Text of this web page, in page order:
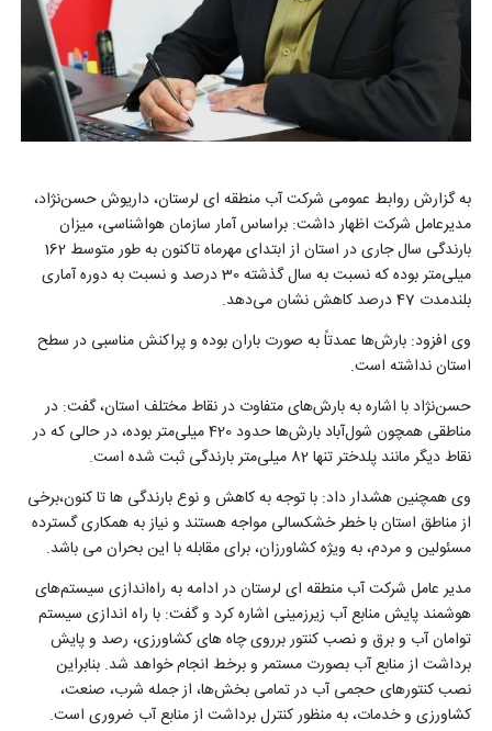
به گزارش روابط عمومی شرکت آب منطقه ای لرستان، داریوش حسن‌نژاد،
مدیرعامل شرکت اظهار داشت: براساس آمار سازمان هواشناسی، میزان
بارندگی سال جاری در استان از ابتدای مهرماه تاکنون به طور متوسط 162
میلی‌متر بوده که نسبت به سال گذشته 30 درصد و نسبت به دوره آماری
بلندمدت 47 درصد کاهش نشان می‌دهد.
وی افزود: بارش‌ها عمدتاً به صورت باران بوده و پراکنش مناسبی در سطح
استان نداشته است.
حسن‌نژاد با اشاره به بارش‌های متفاوت در نقاط مختلف استان، گفت: در
مناطقی همچون شول‌آباد بارش‌ها حدود 420 میلی‌متر بوده، در حالی که در
نقاط دیگر مانند پلدختر تنها 82 میلی‌متر بارندگی ثبت شده است.
وی همچنین هشدار داد: با توجه به کاهش و نوع بارندگی ها تا کنون،برخی
از مناطق استان با خطر خشکسالی مواجه هستند و نیاز به همکاری گسترده
مسئولین و مردم، به ویژه کشاورزان، برای مقابله با این بحران می باشد.
مدیر عامل شرکت آب منطقه ای لرستان در ادامه به راه‌اندازی سیستم‌های
هوشمند پایش منابع آب زیرزمینی اشاره کرد و گفت: با راه اندازی سیستم
توامان آب و برق و نصب کنتور برروی چاه های کشاورزی، رصد و پایش
برداشت از منابع آب بصورت مستمر و برخط انجام خواهد شد. بنابراین
نصب کنتورهای حجمی آب در تمامی بخش‌ها، از جمله شرب، صنعت،
کشاورزی و خدمات، به منظور کنترل برداشت از منابع آب ضروری است.